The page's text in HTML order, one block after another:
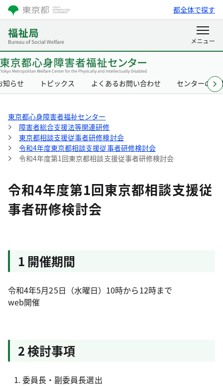
都全体で探す
知らせ トピックス よくあるお問い合わせ センターの概
東京都心身障害者福祉センター
障害者総合支援法等関連研修
東京都相談支援従事者研修検討会
令和4年度東京都相談支援従事者研修検討会
令和4年度第1回東京都相談支援従事者研修検討会
令和4年度第1回東京都相談支援従
事者研修検討会
1 開催期間
令和4年5月25日（水曜日）10時から12時まで
web開催
2 検討事項
委員長・副委員長選出